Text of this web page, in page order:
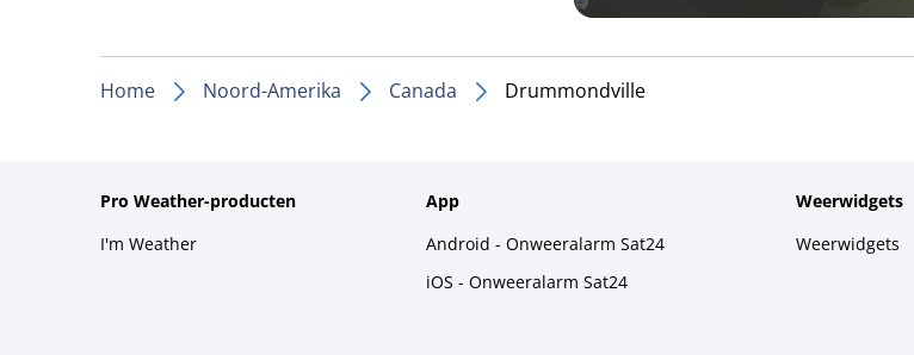
Home Noord-Amerika Canada Drummondville
Pro Weather-producten
I'm Weather
App
Android - Onweeralarm Sat24
iOS - Onweeralarm Sat24
Weerwidgets
Weerwidgets